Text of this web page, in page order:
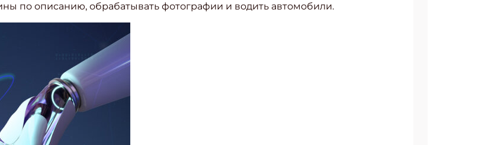
по описанию, обрабатывать фотографии и водить автомобили.
рассылку
"Классный журнал" в подарок!